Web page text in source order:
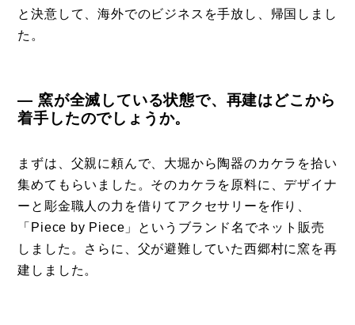
と決意して、海外でのビジネスを手放し、帰国しまし
た。
― 窯が全滅している状態で、再建はどこから
着手したのでしょうか。
まずは、父親に頼んで、大堀から陶器のカケラを拾い
集めてもらいました。そのカケラを原料に、デザイナ
ーと彫金職人の力を借りてアクセサリーを作り、
「Piece by Piece」というブランド名でネット販売
しました。さらに、父が避難していた西郷村に窯を再
建しました。